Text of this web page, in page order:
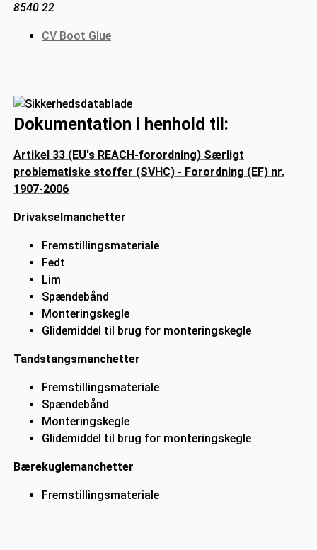
8540 22
CV Boot Glue
Dokumentation i henhold til:
Artikel 33 (EU's REACH-forordning) Særligt
problematiske stoffer (SVHC) - Forordning (EF) nr.
1907-2006
Drivakselmanchetter
Fremstillingsmateriale
Fedt
Lim
Spændebånd
Monteringskegle
Glidemiddel til brug for monteringskegle
Tandstangsmanchetter
Fremstillingsmateriale
Spændebånd
Monteringskegle
Glidemiddel til brug for monteringskegle
Bærekuglemanchetter
Fremstillingsmateriale